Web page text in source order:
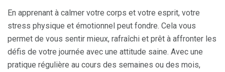
En apprenant à calmer votre corps et votre esprit, votre
stress physique et émotionnel peut fondre. Cela vous
permet de vous sentir mieux, rafraîchi et prêt à affronter les
défis de votre journée avec une attitude saine. Avec une
pratique régulière au cours des semaines ou des mois,